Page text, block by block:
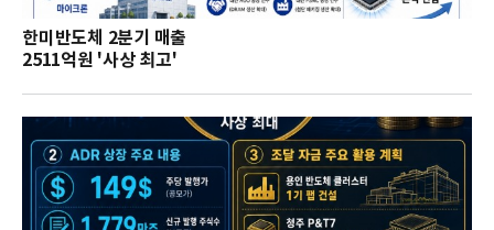
한미반도체 2분기 매출
2511억원 '사상 최고'